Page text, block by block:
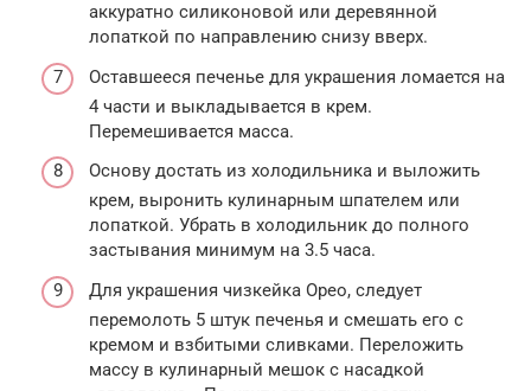
аккуратно силиконовой или деревянной
лопаткой по направлению снизу вверх.
Оставшееся печенье для украшения ломается на
4 части и выкладывается в крем.
Перемешивается масса.
Основу достать из холодильника и выложить
крем, выронить кулинарным шпателем или
лопаткой. Убрать в холодильник до полного
застывания минимум на 3.5 часа.
Для украшения чизкейка Орео, следует
перемолоть 5 штук печенья и смешать его с
кремом и взбитыми сливками. Переложить
массу в кулинарный мешок с насадкой